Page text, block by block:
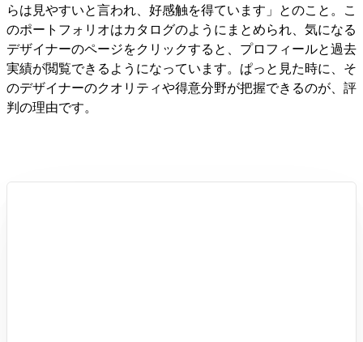
らは見やすいと言われ、好感触を得ています」とのこと。こ
のポートフォリオはカタログのようにまとめられ、気になる
デザイナーのページをクリックすると、プロフィールと過去
実績が閲覧できるようになっています。ぱっと見た時に、そ
のデザイナーのクオリティや得意分野が把握できるのが、評
判の理由です。